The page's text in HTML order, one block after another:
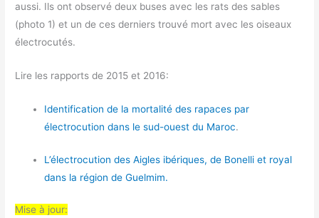
aussi. Ils ont observé deux buses avec les rats des sables
(photo 1) et un de ces derniers trouvé mort avec les oiseaux
électrocutés.
Lire les rapports de 2015 et 2016:
Identification de la mortalité des rapaces par
électrocution dans le sud-ouest du Maroc.
L’électrocution des Aigles ibériques, de Bonelli et royal
dans la région de Guelmim.
Mise à jour: